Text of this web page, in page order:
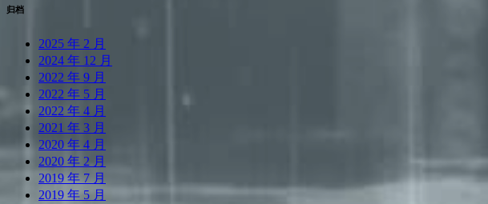
归档
2025 年 2 月
2024 年 12 月
2022 年 9 月
2022 年 5 月
2022 年 4 月
2021 年 3 月
2020 年 4 月
2020 年 2 月
2019 年 7 月
2019 年 5 月